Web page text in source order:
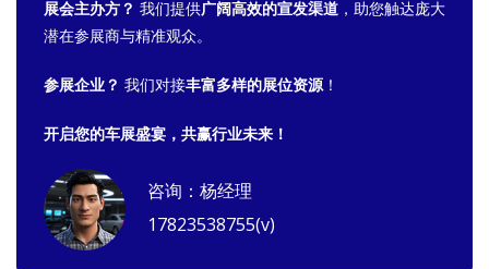
展会主办方？ 我们提供广阔高效的宣发渠道 ，助您触达庞大
潜在参展商与精准观众。
参展企业？ 我们对接丰富多样的展位资源！
开启您的车展盛宴，共赢行业未来！
咨询：杨经理
17823538755(v)